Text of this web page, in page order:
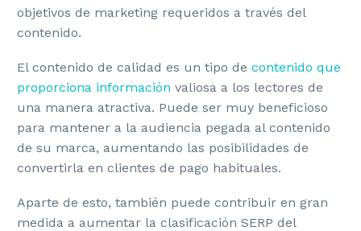
objetivos de marketing requeridos a través del
contenido.
El contenido de calidad es un tipo de contenido que
proporciona información valiosa a los lectores de
una manera atractiva. Puede ser muy beneficioso
para mantener a la audiencia pegada al contenido
de su marca, aumentando las posibilidades de
convertirla en clientes de pago habituales.
Aparte de esto, también puede contribuir en gran
medida a aumentar la clasificación SERP del